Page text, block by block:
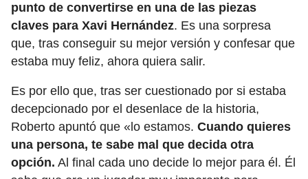
punto de convertirse en una de las piezas
claves para Xavi Hernández. Es una sorpresa
que, tras conseguir su mejor versión y confesar que
estaba muy feliz, ahora quiera salir.
Es por ello que, tras ser cuestionado por si estaba
decepcionado por el desenlace de la historia,
Roberto apuntó que «lo estamos. Cuando quieres
una persona, te sabe mal que decida otra
opción. Al final cada uno decide lo mejor para él. Él